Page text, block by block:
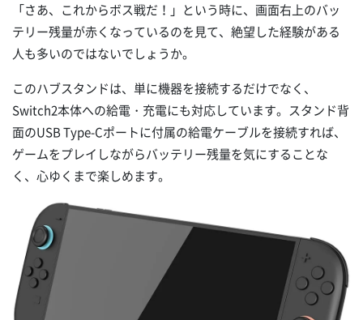
「さあ、これからボス戦だ！」という時に、画面右上のバッ
テリー残量が赤くなっているのを見て、絶望した経験がある
人も多いのではないでしょうか。
このハブスタンドは、単に機器を接続するだけでなく、
Switch2本体への給電・充電にも対応しています。スタンド背
面のUSB Type-Cポートに付属の給電ケーブルを接続すれば、
ゲームをプレイしながらバッテリー残量を気にすることな
く、心ゆくまで楽しめます。